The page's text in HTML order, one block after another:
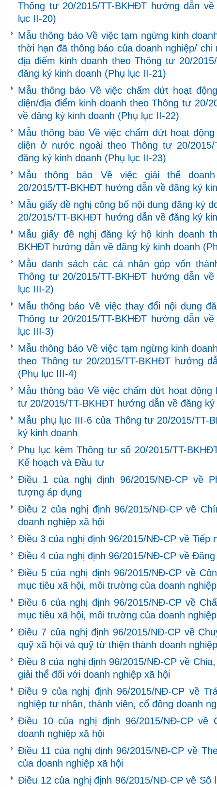
Thông tư 20/2015/TT-BKHĐT hướng dẫn
lục II-20)
Mẫu thông báo Về việc tạm ngừng kinh
thời hạn đã thông báo của doanh nghiệp/ chi
địa điểm kinh doanh theo Thông tư 20/
đăng ký kinh doanh (Phụ lục II-21)
Mẫu thông báo Về việc chấm dứt hoạt
diện/địa điểm kinh doanh theo Thông tư 20/
về đăng ký kinh doanh (Phụ lục II-22)
Mẫu thông báo Về việc chấm dứt hoạt
diện ở nước ngoài theo Thông tư 20/
đăng ký kinh doanh (Phụ lục II-23)
Mẫu thông báo Về việc giải thể
20/2015/TT-BKHĐT hướng dẫn về đăng ký
Mẫu giấy đề nghị công bố nội dung đăng ký
20/2015/TT-BKHĐT hướng dẫn về đăng ký
Mẫu giấy đề nghị đăng ký hộ kinh doanh
BKHĐT hướng dẫn về đăng ký kinh doanh
Mẫu danh sách các cá nhân góp vốn
Thông tư 20/2015/TT-BKHĐT hướng dẫn
lục III-2)
Mẫu thông báo Về việc thay đổi nội dung
Thông tư 20/2015/TT-BKHĐT hướng dẫn
lục III-3)
Mẫu thông báo Về việc tạm ngừng kinh
theo Thông tư 20/2015/TT-BKHĐT hướng
(Phụ lục III-4)
Mẫu thông báo Về việc chấm dứt hoạt động
tư 20/2015/TT-BKHĐT hướng dẫn về đăng
Mẫu phụ lục III-6 của Thông tư 20/2015/TT-
ký kinh doanh
Phụ lục kèm Thông tư số 20/2015/TT-
Kế hoạch và Đầu tư
Điều 1 của nghị định 96/2015/NĐ-CP về
tượng áp dụng
Điều 2 của nghị định 96/2015/NĐ-CP về
doanh nghiệp xã hội
Điều 3 của nghị định 96/2015/NĐ-CP về Tiếp
Điều 4 của nghị định 96/2015/NĐ-CP về
Điều 5 của nghị định 96/2015/NĐ-CP về
mục tiêu xã hội, môi trường của doanh
Điều 6 của nghị định 96/2015/NĐ-CP về
mục tiêu xã hội, môi trường của doanh
Điều 7 của nghị định 96/2015/NĐ-CP về
quỹ xã hội và quỹ từ thiện thành doanh
Điều 8 của nghị định 96/2015/NĐ-CP về
giải thể đối với doanh nghiệp xã hội
Điều 9 của nghị định 96/2015/NĐ-CP về
nghiệp tư nhân, thành viên, cổ đông doanh
Điều 10 của nghị định 96/2015/NĐ-CP về
doanh nghiệp xã hội
Điều 11 của nghị định 96/2015/NĐ-CP về
của doanh nghiệp xã hội
Điều 12 của nghị định 96/2015/NĐ-CP về